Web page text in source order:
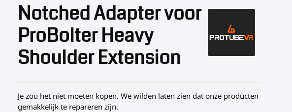
Notched Adapter voor
ProBolter Heavy
Shoulder Extension
Je zou het niet moeten kopen. We wilden laten zien dat onze producten
gemakkelijk te repareren zijn.